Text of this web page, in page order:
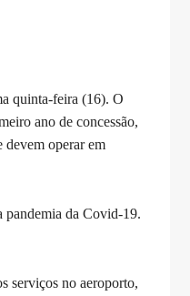
quinta-feira (16). O
ano de concessão,
devem operar em
pandemia da Covid-19.
serviços no aeroporto,